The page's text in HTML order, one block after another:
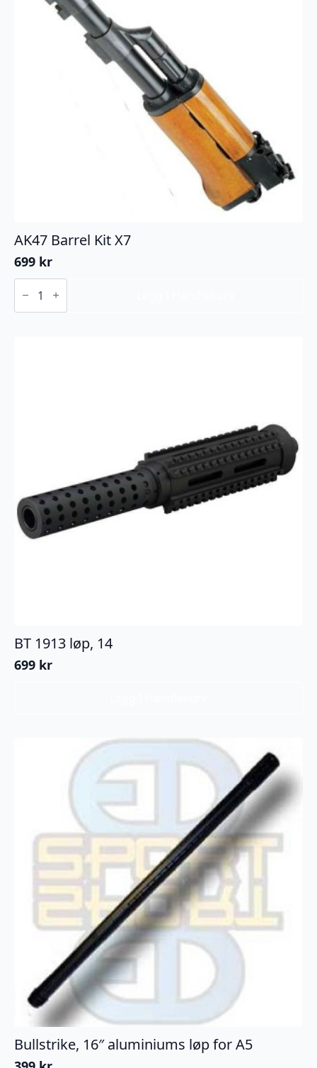
AK47 Barrel Kit X7
699 kr
AK47
Barrel
X7
BT 1913 løp, 14
699 kr
Bullstrike, 16″ aluminiums løp for A5